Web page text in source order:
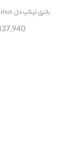
باتری لپتاپ دل Battery Dell 1525 Linus